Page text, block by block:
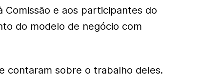
Comissão e aos participantes do
do modelo de negócio com
contaram sobre o trabalho deles.